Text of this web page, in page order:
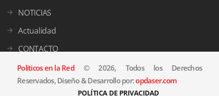
NOTICIAS
Actualidad
CONTACTO
Politicos en la Red© 2026, Todos los Derechos
Reservados, Diseño & Desarrollo por:opdaser.com
POLÍTICA DE PRIVACIDAD